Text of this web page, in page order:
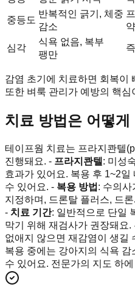
중등도
반복적인 긁기, 체중
감소
심각
식욕 없음, 복부
팽만
감염 초기에 치료하면 회복이
또한 벼룩 관리가 예방의 핵심
치료 방법은 어떻게
테이프웜 치료는 프라지콴텔
진행돼요. - 프라지콴텔 : 미성
효과가 있어요. 복용 후 1~2
수 있어요. - 복용 방법 : 수의사
지정하며, 드론탈 플러스, 드
- 치료 기간: 일반적으로 단일
막기 위해 재검사가 권장돼요
없애지 않으면 재감염이 생길
복용 중에는 강아지의 식욕
수 있어요. 전문가의 지도 하